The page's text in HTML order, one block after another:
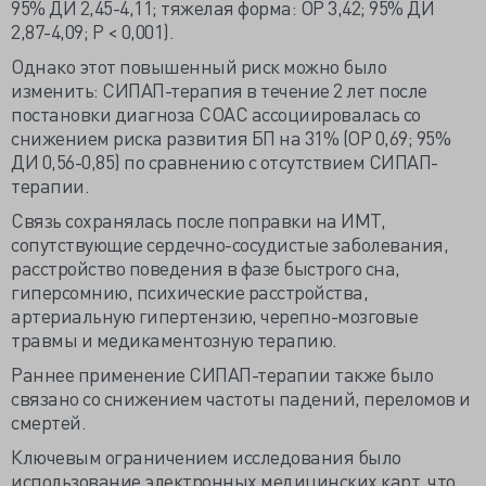
95% ДИ 2,45-4,11; тяжелая форма: ОР 3,42; 95% ДИ
2,87-4,09; P < 0,001).
Однако этот повышенный риск можно было
изменить: СИПАП-терапия в течение 2 лет после
постановки диагноза СОАС ассоциировалась со
снижением риска развития БП на 31% (ОР 0,69; 95%
ДИ 0,56-0,85) по сравнению с отсутствием СИПАП-
терапии.
Связь сохранялась после поправки на ИМТ,
сопутствующие сердечно-сосудистые заболевания,
расстройство поведения в фазе быстрого сна,
гиперсомнию, психические расстройства,
артериальную гипертензию, черепно-мозговые
травмы и медикаментозную терапию.
Раннее применение СИПАП-терапии также было
связано со снижением частоты падений, переломов и
смертей.
Ключевым ограничением исследования было
использование электронных медицинских карт, что